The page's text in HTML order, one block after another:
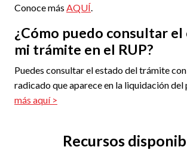
Conoce más AQUÍ
¿Cómo puedo consultar el
mi trámite en el RUP?
Puedes consultar el estado del trámite
radicado que aparece en la liquidación del
más aquí >
Recursos